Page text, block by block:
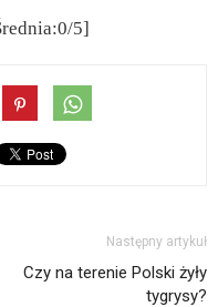
5]
Następny artykuł
Czy na terenie Polski żyły
tygrysy?